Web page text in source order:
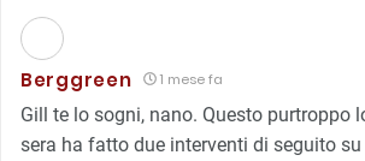
Berggreen 1 mese fa
Gill te lo sogni, nano. Questo purtroppo
sera ha fatto due interventi di seguito